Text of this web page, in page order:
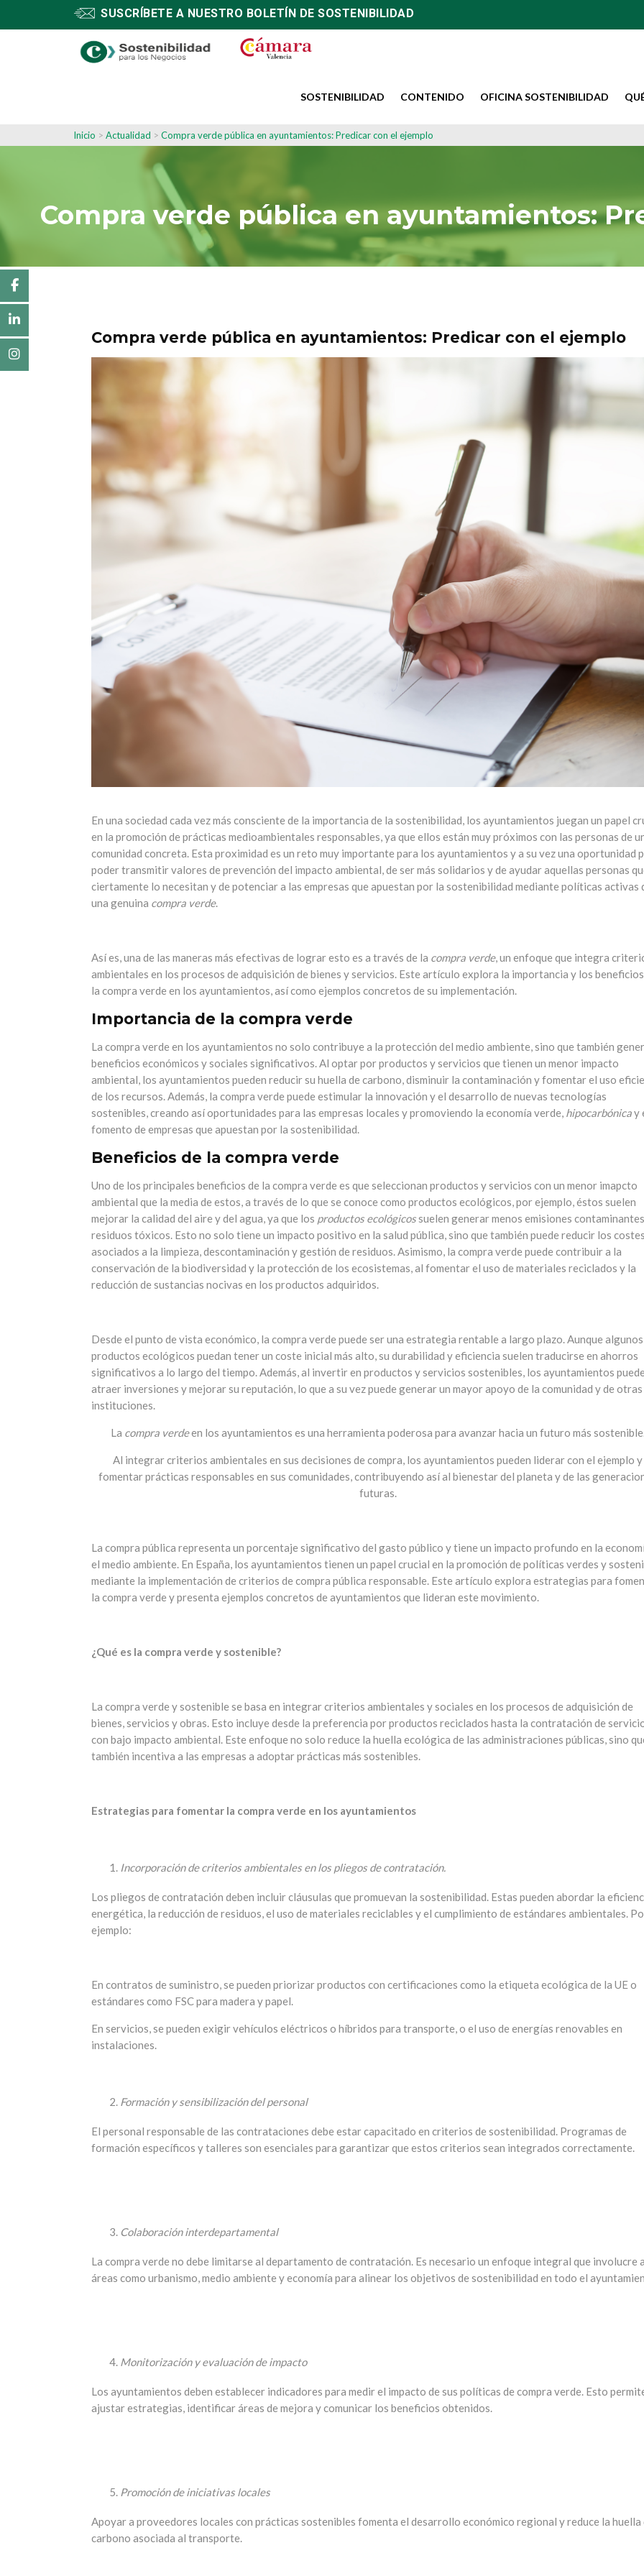
SUSCRÍBETE A NUESTRO BOLETÍN DE SOSTENIBILIDAD
SOSTENIBILIDAD CONTENIDO OFICINA SOSTENIBILIDAD
Inicio > Actualidad > Compra verde pública en ayuntamientos: Predicar con el ejemplo
Compra verde pública en ayuntamientos:
Compra verde pública en ayuntamientos: Predicar con el ejemplo
En una sociedad cada vez más consciente de la importancia de la sostenibilidad, los ayuntamientos juegan un papel
en la promoción de prácticas medioambientales responsables, ya que ellos están muy próximos con las personas de
comunidad concreta. Esta proximidad es un reto muy importante para los ayuntamientos y a su vez una oportunidad
poder transmitir valores de prevención del impacto ambiental, de ser más solidarios y de ayudar aquellas personas
ciertamente lo necesitan y de potenciar a las empresas que apuestan por la sostenibilidad mediante políticas activas
una genuina compra verde.
Así es, una de las maneras más efectivas de lograr esto es a través de la compra verde, un enfoque que integra
ambientales en los procesos de adquisición de bienes y servicios. Este artículo explora la importancia y los
la compra verde en los ayuntamientos, así como ejemplos concretos de su implementación.
Importancia de la compra verde
La compra verde en los ayuntamientos no solo contribuye a la protección del medio ambiente, sino que también
beneficios económicos y sociales significativos. Al optar por productos y servicios que tienen un menor impacto
ambiental, los ayuntamientos pueden reducir su huella de carbono, disminuir la contaminación y fomentar el uso
de los recursos. Además, la compra verde puede estimular la innovación y el desarrollo de nuevas tecnologías
sostenibles, creando así oportunidades para las empresas locales y promoviendo la economía verde, hipocarbónicay
fomento de empresas que apuestan por la sostenibilidad.
Beneficios de la compra verde
Uno de los principales beneficios de la compra verde es que seleccionan productos y servicios con un menor imapcto
ambiental que la media de estos, a través de lo que se conoce como productos ecológicos, por ejemplo, éstos suelen
mejorar la calidad del aire y del agua, ya que los productos ecológicossuelen generar menos emisiones
residuos tóxicos. Esto no solo tiene un impacto positivo en la salud pública, sino que también puede reducir los costes
asociados a la limpieza, descontaminación y gestión de residuos. Asimismo, la compra verde puede contribuir a la
conservación de la biodiversidad y la protección de los ecosistemas, al fomentar el uso de materiales reciclados y la
reducción de sustancias nocivas en los productos adquiridos.
Desde el punto de vista económico, la compra verde puede ser una estrategia rentable a largo plazo. Aunque algunos
productos ecológicos puedan tener un coste inicial más alto, su durabilidad y eficiencia suelen traducirse en ahorros
significativos a lo largo del tiempo. Además, al invertir en productos y servicios sostenibles, los ayuntamientos
atraer inversiones y mejorar su reputación, lo que a su vez puede generar un mayor apoyo de la comunidad y de otras
instituciones.
La compra verdeen los ayuntamientos es una herramienta poderosa para avanzar hacia un futuro más
Al integrar criterios ambientales en sus decisiones de compra, los ayuntamientos pueden liderar con el ejemplo y
fomentar prácticas responsables en sus comunidades, contribuyendo así al bienestar del planeta y de las
futuras.
La compra pública representa un porcentaje significativo del gasto público y tiene un impacto profundo en la
el medio ambiente. En España, los ayuntamientos tienen un papel crucial en la promoción de políticas verdes y
mediante la implementación de criterios de compra pública responsable. Este artículo explora estrategias para
la compra verde y presenta ejemplos concretos de ayuntamientos que lideran este movimiento.
¿Qué es la compra verde y sostenible?
La compra verde y sostenible se basa en integrar criterios ambientales y sociales en los procesos de adquisición de
bienes, servicios y obras. Esto incluye desde la preferencia por productos reciclados hasta la contratación de
con bajo impacto ambiental. Este enfoque no solo reduce la huella ecológica de las administraciones públicas, sino
también incentiva a las empresas a adoptar prácticas más sostenibles.
Estrategias para fomentar la compra verde en los ayuntamientos
Incorporación de criterios ambientales en los pliegos de contratación.
Los pliegos de contratación deben incluir cláusulas que promuevan la sostenibilidad. Estas pueden abordar la
energética, la reducción de residuos, el uso de materiales reciclables y el cumplimiento de estándares ambientales.
ejemplo:
En contratos de suministro, se pueden priorizar productos con certificaciones como la etiqueta ecológica de la UE o
estándares como FSC para madera y papel.
En servicios, se pueden exigir vehículos eléctricos o híbridos para transporte, o el uso de energías renovables en
instalaciones.
Formación y sensibilización del personal
El personal responsable de las contrataciones debe estar capacitado en criterios de sostenibilidad. Programas de
formación específicos y talleres son esenciales para garantizar que estos criterios sean integrados correctamente.
Colaboración interdepartamental
La compra verde no debe limitarse al departamento de contratación. Es necesario un enfoque integral que involucre a
áreas como urbanismo, medio ambiente y economía para alinear los objetivos de sostenibilidad en todo el
Monitorización y evaluación de impacto
Los ayuntamientos deben establecer indicadores para medir el impacto de sus políticas de compra verde. Esto
ajustar estrategias, identificar áreas de mejora y comunicar los beneficios obtenidos.
Promoción de iniciativas locales
Apoyar a proveedores locales con prácticas sostenibles fomenta el desarrollo económico regional y reduce la huella
carbono asociada al transporte.